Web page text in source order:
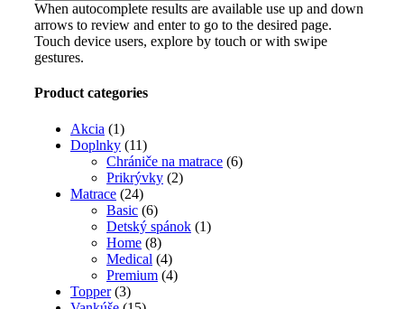
When autocomplete results are available use up and down
arrows to review and enter to go to the desired page.
Touch device users, explore by touch or with swipe
gestures.
Product categories
Akcia (1)
Doplnky (11)
Chrániče na matrace (6)
Prikrývky (2)
Matrace (24)
Basic (6)
Detský spánok (1)
Home (8)
Medical (4)
Premium (4)
Topper (3)